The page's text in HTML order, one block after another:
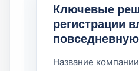
Ключевые
регистрации
Название